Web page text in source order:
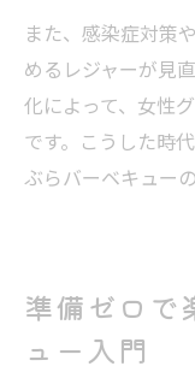
また、感染症対策
めるレジャーが見
化によって、女性
です。こうした時
ぶらバーベキュー
準備ゼロで
ュー入門